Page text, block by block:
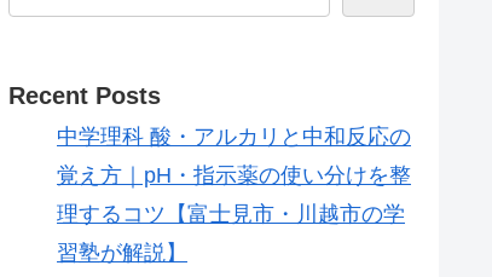
Recent Posts
中学理科 酸・アルカリと中和反応の
覚え方｜pH・指示薬の使い分けを整
理するコツ【富士見市・川越市の学
習塾が解説】